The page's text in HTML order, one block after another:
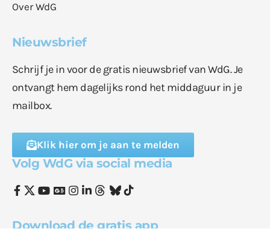
Over WdG
Nieuwsbrief
Schrijf je in voor de gratis nieuwsbrief van WdG. Je
ontvangt hem dagelijks rond het middaguur in je
mailbox.
Klik hier om je aan te melden
Volg WdG via social media
Download de gratis app